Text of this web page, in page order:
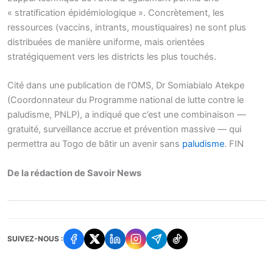
« stratification épidémiologique ». Concrètement, les
ressources (vaccins, intrants, moustiquaires) ne sont plus
distribuées de manière uniforme, mais orientées
stratégiquement vers les districts les plus touchés.
Cité dans une publication de l’OMS, Dr Somiabialo Atekpe
(Coordonnateur du Programme national de lutte contre le
paludisme, PNLP), a indiqué que c’est une combinaison —
gratuité, surveillance accrue et prévention massive — qui
permettra au Togo de bâtir un avenir sans paludisme. FIN
De la rédaction de Savoir News
SUIVEZ-NOUS :